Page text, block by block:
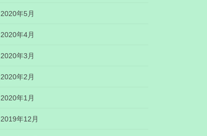
2020年5月
2020年4月
2020年3月
2020年2月
2020年1月
2019年12月